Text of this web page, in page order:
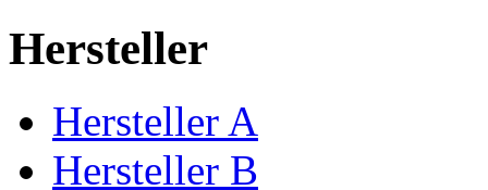
Hersteller
Hersteller A
Hersteller B